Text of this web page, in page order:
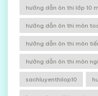
hướng dẫn ôn thi lớp 10
hướng dẫn ôn thi môn
hướng dẫn ôn thi môn
hướng dẫn ôn thi môn
sachluyenthilop10